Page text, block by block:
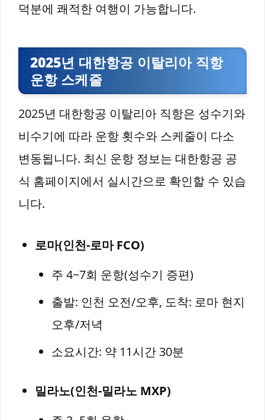
덕분에 쾌적한 여행이 가능합니다.
2025년 대한항공 이탈리아 직항
운항 스케줄
2025년 대한항공 이탈리아 직항은 성수기와
비수기에 따라 운항 횟수와 스케줄이 다소
변동됩니다. 최신 운항 정보는 대한항공 공
식 홈페이지에서 실시간으로 확인할 수 있습
니다.
로마(인천-로마 FCO)
주 4~7회 운항(성수기 증편)
출발: 인천 오전/오후, 도착: 로마 현지
오후/저녁
소요시간: 약 11시간 30분
밀라노(인천-밀라노 MXP)